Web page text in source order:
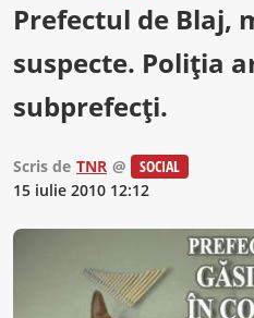
Prefectul de Blaj,
suspecte. Poliţia
subprefecţi.
Scris de TNR @
SOCIAL
15 iulie 2010 12:12